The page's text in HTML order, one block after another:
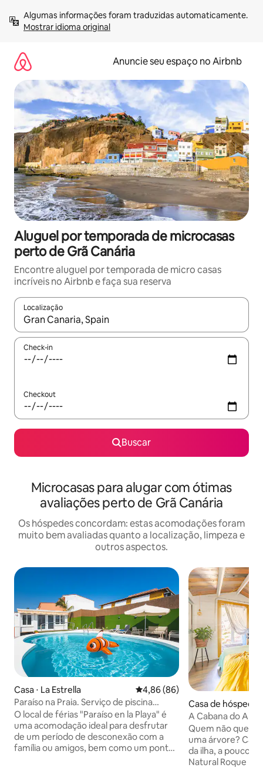
para
Mostrar idioma original
Anuncie seu espaço no Airbnb
Aluguel por temporada de microcasas
perto de Grã Canária
Encontre aluguel por temporada de micro casas
incríveis no Airbnb e faça sua reserva
Localização
Quando os resultados estiverem disponíveis, explore-os
Check-in
Checkout
Buscar
Microcasas para alugar com ótimas
avaliações perto de Grã Canária
Os hóspedes concordam: estas acomodações foram
muito bem avaliadas quanto a localização, limpeza e
outros aspectos.
Casa ⋅ La Estrella 4,86 de uma avaliação média
4,86 (86)
Paraíso na Praia. Serviço de piscina
aquecida
O local de férias "Paraíso en la Playa" é
uma acomodação ideal para desfrutar
de um período de desconexão com a
família ou amigos, bem como um ponto
Casa de hóspedes
olomé de Tirajana
A Cabana do
Quem não queria
uma árvore?
da ilha, a poucos
Natural Roque